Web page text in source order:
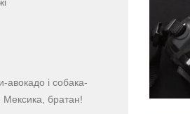
авокадо і собака-
Мексика, братан!